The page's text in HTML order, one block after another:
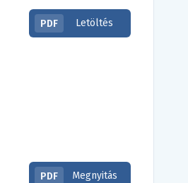
PDF Letöltés
PDF Megnyitás